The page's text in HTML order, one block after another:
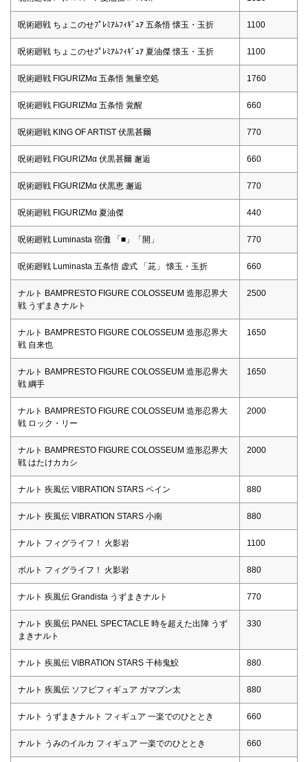
呪術廻戦 ちょこのせﾌﾟﾚﾐｱﾑﾌｨｷﾞｭｱ 五条悟 懐玉・玉折 1100
呪術廻戦 ちょこのせﾌﾟﾚﾐｱﾑﾌｨｷﾞｭｱ 夏油傑 懐玉・玉折 1100
呪術廻戦 FIGURIZMα 五条悟 無量空処 1760
呪術廻戦 FIGURIZMα 五条悟 覚醒 660
呪術廻戦 KING OF ARTIST 伏黒甚爾 770
呪術廻戦 FIGURIZMα 伏黒甚爾 邂逅 660
呪術廻戦 FIGURIZMα 伏黒恵 邂逅 770
呪術廻戦 FIGURIZMα 夏油傑 440
呪術廻戦 Luminasta 宿儺 「■」「開」 770
呪術廻戦 Luminasta 五条悟 虚式 「茈」 懐玉・玉折 660
ナルト BAMPRESTO FIGURE COLOSSEUM 造形忍界大
戦 うずまきナルト
2500
ナルト BAMPRESTO FIGURE COLOSSEUM 造形忍界大
戦 自来也
1650
ナルト BAMPRESTO FIGURE COLOSSEUM 造形忍界大
戦 綱手
1650
ナルト BAMPRESTO FIGURE COLOSSEUM 造形忍界大
戦 ロック・リー
2000
ナルト BAMPRESTO FIGURE COLOSSEUM 造形忍界大
戦 はたけカカシ
2000
ナルト 疾風伝 VIBRATION STARS ペイン 880
ナルト 疾風伝 VIBRATION STARS 小南 880
ナルト フィグライフ！ 火影岩 1100
ボルト フィグライフ！ 火影岩 880
ナルト 疾風伝 Grandista うずまきナルト 770
ナルト 疾風伝 PANEL SPECTACLE 時を超えた出陣 うず
まきナルト
330
ナルト 疾風伝 VIBRATION STARS 干柿鬼鮫 880
ナルト 疾風伝 ソフビフィギュア ガマブン太 880
ナルト うずまきナルト フィギュア 一楽でのひととき 660
ナルト うみのイルカ フィギュア 一楽でのひととき 660